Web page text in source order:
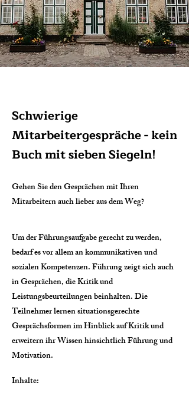
Schwierige
Mitarbeitergespräche - kein
Buch mit sieben Siegeln!
Gehen Sie den Gesprächen mit Ihren
Mitarbeitern auch lieber aus dem Weg?
Um der Führungsaufgabe gerecht zu werden,
bedarf es vor allem an kommunikativen und
sozialen Kompetenzen. Führung zeigt sich auch
in Gesprächen, die Kritik und
Leistungsbeurteilungen beinhalten. Die
Teilnehmer lernen situationsgerechte
Gesprächsformen im Hinblick auf Kritik und
erweitern ihr Wissen hinsichtlich Führung und
Motivation.
Inhalte: